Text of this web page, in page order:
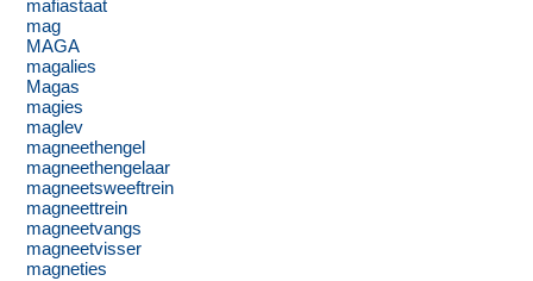
mafiastaat
mag
MAGA
magalies
Magas
magies
maglev
magneethengel
magneethengelaar
magneetsweeftrein
magneettrein
magneetvangs
magneetvisser
magneties